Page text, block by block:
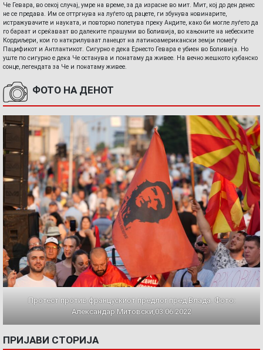
Че Гевара, во секој случај, умре на време, за да израсне во мит. Мит, кој до ден денес
не се предава. Им се оттргнува на луѓето од рацете, ги збунува новинарите,
истражувачите и науката, и повторно полетува преку Андите, како би могле луѓето да
го бараат и среќаваат во далеките прашуми во Боливија, во кањоните на небеските
Кордиљери, кои го наткрилуваат ланецот на латиноамерикански земји помеѓу
Пацификот и Антлантикот. Сигурно е дека Ернесто Гевара е убиен во Боливија. Но
уште по сигурно е дека Че останува и понатаму да живее. На вечно жешкото кубанско
сонце, легендата за Че и понатаму живее.
ФОТО НА ДЕНОТ
Протест против францускиот предлог пред Влада. Фото:
Александар Митовски,03.06.2022
ПРИЈАВИ СТОРИЈА